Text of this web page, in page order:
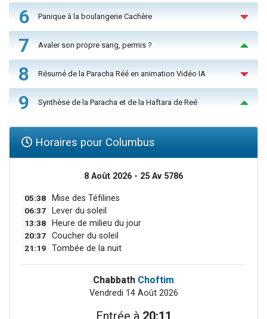
6 Panique à la boulangerie Cachère
7 Avaler son propre sang, permis ?
8 Résumé de la Paracha Réé en animation Vidéo IA
9 Synthèse de la Paracha et de la Haftara de Reé
Horaires pour Columbus
8 Août 2026 - 25 Av 5786
05:38 Mise des Téfilines
06:37 Lever du soleil
13:38 Heure de milieu du jour
20:37 Coucher du soleil
21:19 Tombée de la nuit
Chabbath Choftim
Vendredi 14 Août 2026
Entrée à 20:11